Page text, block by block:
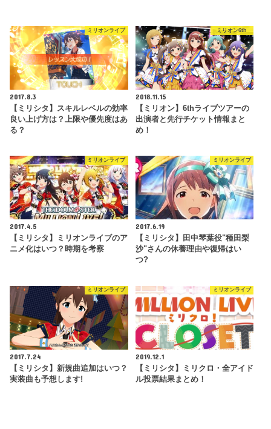
ミリオンライブ
2017.8.3
【ミリシタ】スキルレベルの効率
良い上げ方は？上限や優先度はあ
る？
ミリオン6th
2018.11.15
【ミリオン】6thライブツアーの
出演者と先行チケット情報まと
め！
ミリオンライブ
2017.4.5
【ミリシタ】ミリオンライブのア
ニメ化はいつ？時期を考察
ミリオンライブ
2017.6.19
【ミリシタ】田中琴葉役"種田梨
沙"さんの休養理由や復帰はい
つ?
ミリオンライブ
2017.7.24
【ミリシタ】新規曲追加はいつ？
実装曲も予想します!
ミリオンライブ
2019.12.1
【ミリシタ】ミリクロ・全アイド
ル投票結果まとめ！